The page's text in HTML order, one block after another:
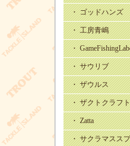
・ ゴッドハンズ
・ 工房青嶋
・
・ サウリブ
・ ザウルス
・ ザクトクラフト
・ Zatta
・ サクラマスス